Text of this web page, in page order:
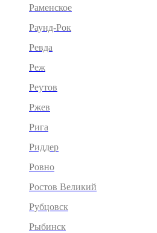
Раменское
Раунд-Рок
Ревда
Реж
Реутов
Ржев
Рига
Риддер
Ровно
Ростов Великий
Рубцовск
Рыбинск